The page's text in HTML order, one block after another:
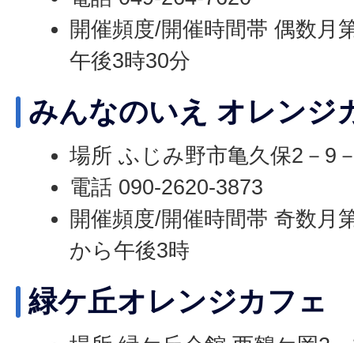
開催頻度/開催時間帯 偶数月
午後3時30分
みんなのいえ オレンジ
場所 ふじみ野市亀久保2－9
電話 090-2620-3873
開催頻度/開催時間帯 奇数月
から午後3時
緑ケ丘オレンジカフェ